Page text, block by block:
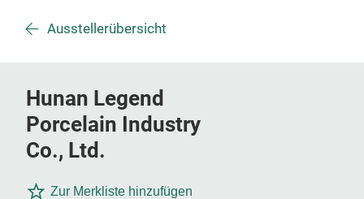
Ausstellerübersicht
Hunan Legend
Porcelain Industry
Co., Ltd.
Zur Merkliste hinzufügen